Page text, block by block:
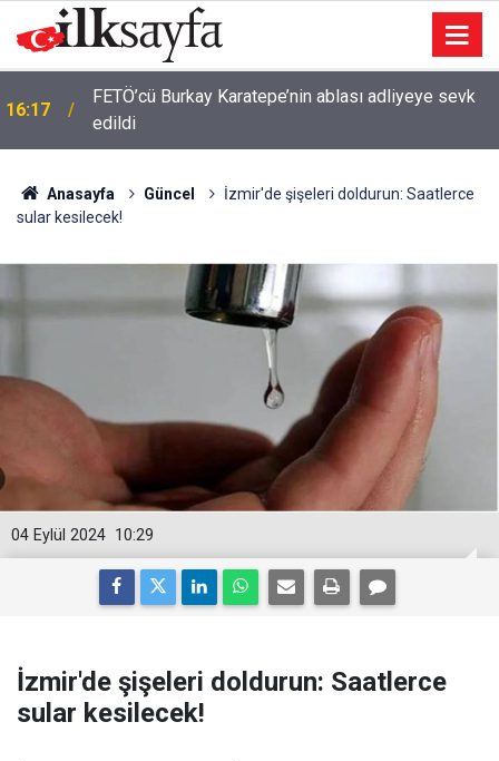
16:17
FETÖ’cü Burkay Karatepe’nin ablası adliyeye sevk
edildi
Anasayfa Güncel
İzmir'de şişeleri doldurun: Saatlerce
sular kesilecek!
10:29
04 Eylül 2024
İzmir'de şişeleri doldurun: Saatlerce
sular kesilecek!